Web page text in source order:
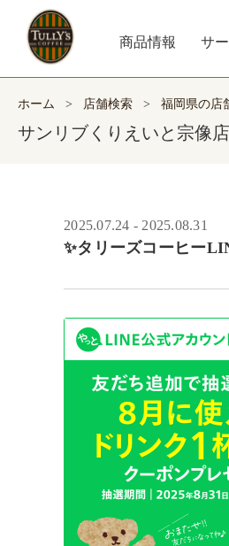
商品情報 サ
ホーム > 店舗検索 > 福岡県の店
サンリブくりえいと宗像
2025.07.24 - 2025.08.31
✨タリーズコーヒー